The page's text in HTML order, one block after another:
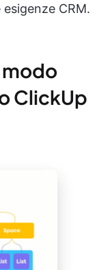
CRM.
ClickUp